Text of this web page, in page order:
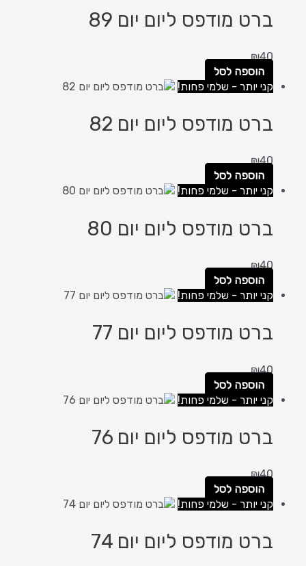
ברט מודפס ליום יום 89
₪40
הוספה לסל
קני יותר - שלמי פחות!
ברט מודפס ליום יום 82
₪40
הוספה לסל
קני יותר - שלמי פחות!
ברט מודפס ליום יום 80
₪40
הוספה לסל
קני יותר - שלמי פחות!
ברט מודפס ליום יום 77
₪40
הוספה לסל
קני יותר - שלמי פחות!
ברט מודפס ליום יום 76
₪40
הוספה לסל
קני יותר - שלמי פחות!
ברט מודפס ליום יום 74